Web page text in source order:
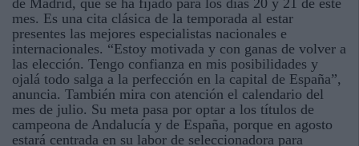
de Madrid, que se ha fijado para los días 20 y 21 de este
mes. Es una cita clásica de la temporada al estar
presentes las mejores especialistas nacionales e
internacionales. “Estoy motivada y con ganas de volver a
las elección. Tengo confianza en mis posibilidades y
ojalá todo salga a la perfección en la capital de España”,
anuncia. También mira con atención el calendario del
mes de julio. Su meta pasa por optar a los títulos de
campeona de Andalucía y de España, porque en agosto
estará centrada en su labor de seleccionadora para